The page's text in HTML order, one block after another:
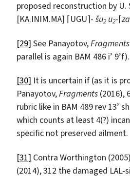
proposed reconstruction by U.
[KA.INIM.MA] ⌈UGU⌉- šu2 u2-⌈
[29] See Panayotov,Fragments
parallel is again BAM 486 i’ 9’f).
[30] It is uncertain if (as it is
Panayotov,Fragments (2016),
rubric like in BAM 489 rev 13’
which counts at least 4(?)
specific not preserved ailment.
[31] Contra Worthington
(2014), 312 the damaged LAL-